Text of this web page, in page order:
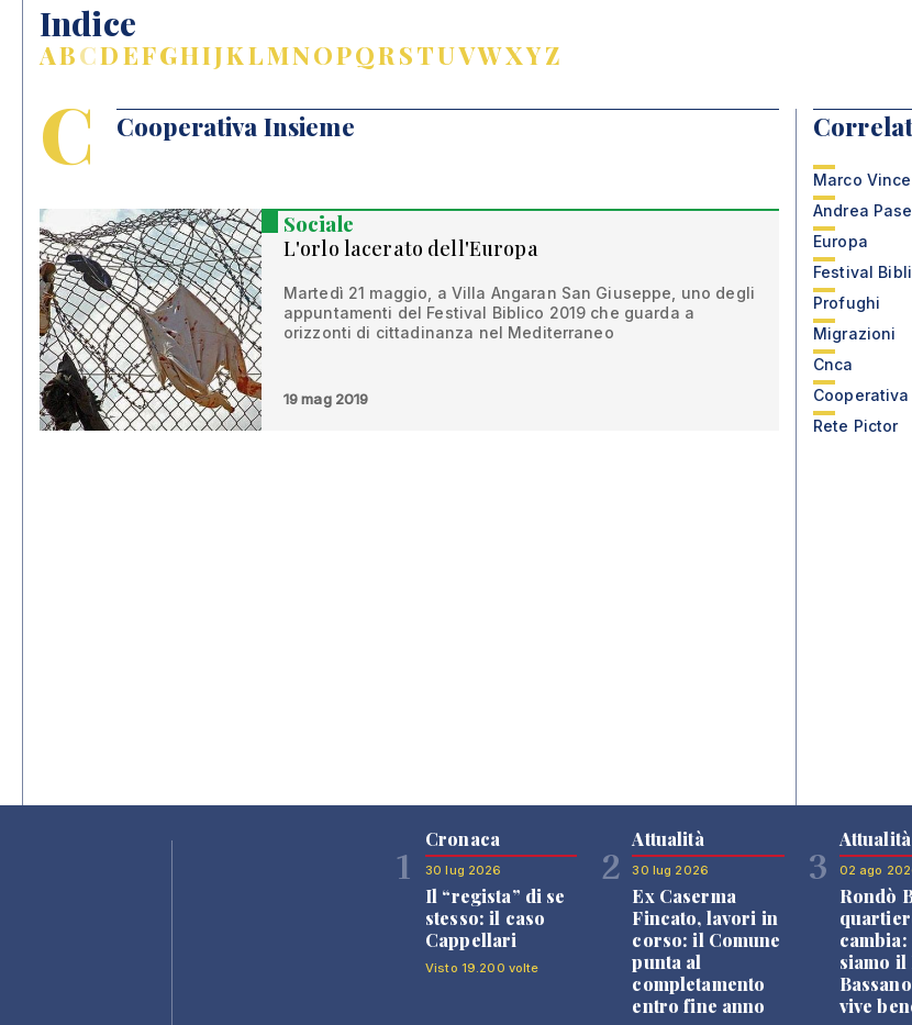
Indice
ABCDEFGHIJKLMNOPQRSTUVWXYZ
C Cooperativa Insieme
Sociale
L'orlo lacerato dell'Europa
Martedì 21 maggio, a Villa Angaran San Giuseppe, uno degli
appuntamenti del Festival Biblico 2019 che guarda a
orizzonti di cittadinanza nel Mediterraneo
19 mag 2019
Marco
Andrea Pase
Europa
Festival
Profughi
Migrazioni
Cnca
Rete Pictor
1
Cronaca
30 lug 2026
Il “regista” di se
stesso: il caso
Cappellari
Visto 19.200 volte
2
Attualità
30 lug 2026
Ex Caserma
Fincato, lavori in
corso: il Comune
punta al
completamento
entro fine anno
3
Attualità
02 ago
Rondò
siamo
vive